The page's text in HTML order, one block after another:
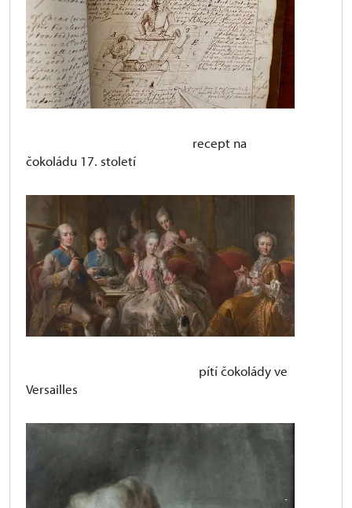
recept na
čokoládu 17. století
pítí čokolády ve
Versailles